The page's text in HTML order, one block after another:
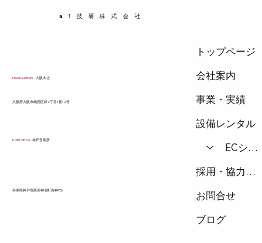
い交換部品と、その交換のメリットについて具
a1技研株式会社
Head Quarters- 大阪本社
​大阪府大阪市鶴見区緑2丁目1番12号
KOBE Office- 神戸営業所
兵庫県神戸市西区神出町古神756
トップページ
会社案内
事業・実績
設備レンタル
ECショップ
採用・協力会社
お問合せ
ブログ